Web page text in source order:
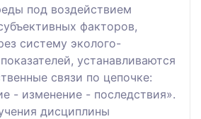
под воздействием
факторов,
систему эколого-
устанавливаются
связи по цепочке:
- изменение - последствия».
дисциплины